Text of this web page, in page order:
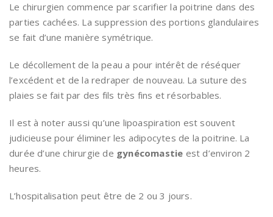
Le chirurgien commence par scarifier la poitrine dans des
parties cachées. La suppression des portions glandulaires
se fait d’une manière symétrique.
Le décollement de la peau a pour intérêt de réséquer
l’excédent et de la redraper de nouveau. La suture des
plaies se fait par des fils très fins et résorbables.
Il est à noter aussi qu’une lipoaspiration est souvent
judicieuse pour éliminer les adipocytes de la poitrine. La
durée d’une chirurgie de gynécomastie est d’environ 2
heures.
L’hospitalisation peut être de 2 ou 3 jours.